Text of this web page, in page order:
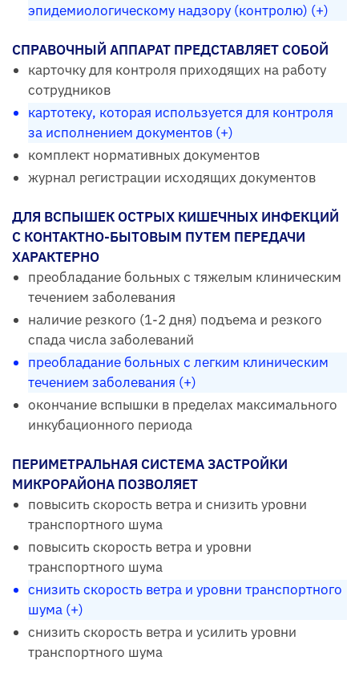
эпидемиологическому надзору (контролю) (+)
СПРАВОЧНЫЙ АППАРАТ ПРЕДСТАВЛЯЕТ СОБОЙ
карточку для контроля приходящих на работу
сотрудников
картотеку, которая используется для контроля
за исполнением документов (+)
комплект нормативных документов
журнал регистрации исходящих документов
ДЛЯ ВСПЫШЕК ОСТРЫХ КИШЕЧНЫХ ИНФЕКЦИЙ
С КОНТАКТНО-БЫТОВЫМ ПУТЕМ ПЕРЕДАЧИ
ХАРАКТЕРНО
преобладание больных с тяжелым клиническим
течением заболевания
наличие резкого (1-2 дня) подъема и резкого
спада числа заболеваний
преобладание больных с легким клиническим
течением заболевания (+)
окончание вспышки в пределах максимального
инкубационного периода
ПЕРИМЕТРАЛЬНАЯ СИСТЕМА ЗАСТРОЙКИ
МИКРОРАЙОНА ПОЗВОЛЯЕТ
повысить скорость ветра и снизить уровни
транспортного шума
повысить скорость ветра и уровни
транспортного шума
снизить скорость ветра и уровни транспортного
шума (+)
снизить скорость ветра и усилить уровни
транспортного шума